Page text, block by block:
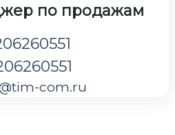
по продажам
com.ru